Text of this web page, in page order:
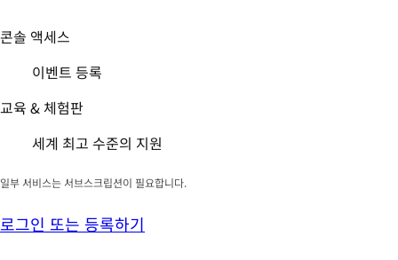
콘솔 액세스
이벤트 등록
교육 & 체험판
세계 최고 수준의 지원
일부 서비스는 서브스크립션이 필요합니다.
로그인 또는 등록하기